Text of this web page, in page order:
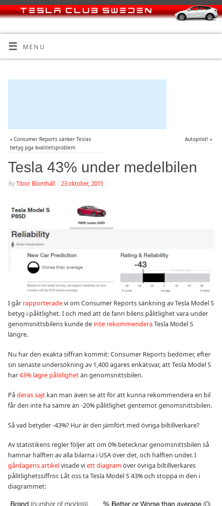
MENU
« Consumer Reports sänker Teslas
betyg pga kvalitetsproblem
Autopilot! »
Tesla 43% under medelbilen
By Tibor Blomhäll 23 oktober, 2015
I går rapporteradevi om Consumer Reports sänkning av Tesla Model S
betyg i pålitlighet. I och med att de fann bilens pålitlighet vara under
genomsnittsbilens kunde de inte rekommendera Tesla Model S
längre.
Nu har den exakta siffran kommit: Consumer Reports bedömer, efter
sin senaste undersökning av 1,400 ägares enkätsvar, att Tesla Model S
har43% lägre pålitlighetän genomsnittsbilen.
På deras sajt kan man även se att för att kunna rekommendera en bil
får den inte ha sämre än -20% pålitlighet gentemot genomsnittsbilen.
Så vad betyder -43%? Hur är den jämfört med övriga biltillverkare?
Av statistikens regler följer att om 0% betecknar genomsnittsbilen så
hamnar hälften av alla bilarna i USA över det, och hälften under. I
gårdagens artikelvisade viett diagram över övriga biltillverkares
pålitlighetssiffror. Låt oss ta Tesla Model S 43% och stoppa in den i
diagrammet: